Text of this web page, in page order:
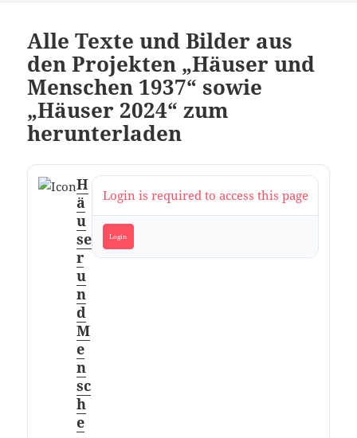
Alle Texte und Bilder aus
den Projekten „Häuser und
Menschen 1937“ sowie
„Häuser 2024“ zum
herunterladen
H
ä
u
se
r
u
n
d
M
e
n
sc
h
e
Login is required to access this page
Login